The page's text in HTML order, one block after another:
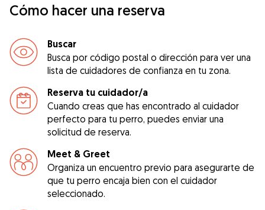
Cómo hacer una reserva
Buscar
Busca por código postal o dirección para ver una
lista de cuidadores de confianza en tu zona.
Reserva tu cuidador/a
Cuando creas que has encontrado al cuidador
perfecto para tu perro, puedes enviar una
solicitud de reserva.
Meet & Greet
Organiza un encuentro previo para asegurarte de
que tu perro encaja bien con el cuidador
seleccionado.